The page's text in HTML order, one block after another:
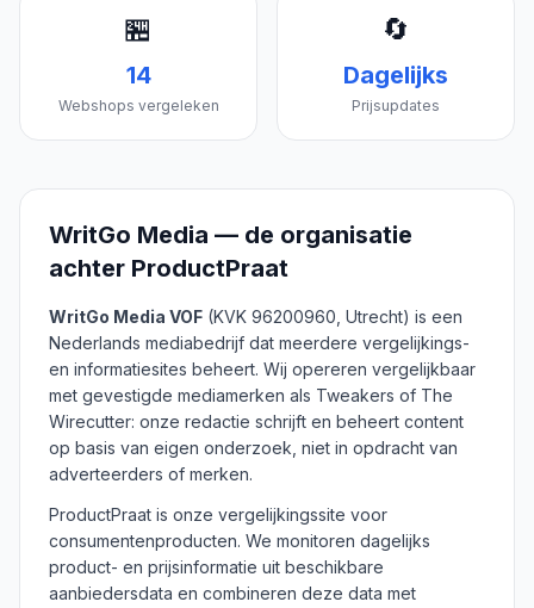
🏪
14
Webshops vergeleken
🔄
Dagelijks
Prijsupdates
WritGo Media — de organisatie
achter ProductPraat
WritGo Media VOF (KVK 96200960, Utrecht) is een
Nederlands mediabedrijf dat meerdere vergelijkings-
en informatiesites beheert. Wij opereren vergelijkbaar
met gevestigde mediamerken als Tweakers of The
Wirecutter: onze redactie schrijft en beheert content
op basis van eigen onderzoek, niet in opdracht van
adverteerders of merken.
ProductPraat is onze vergelijkingssite voor
consumentenproducten. We monitoren dagelijks
product- en prijsinformatie uit beschikbare
aanbiedersdata en combineren deze data met